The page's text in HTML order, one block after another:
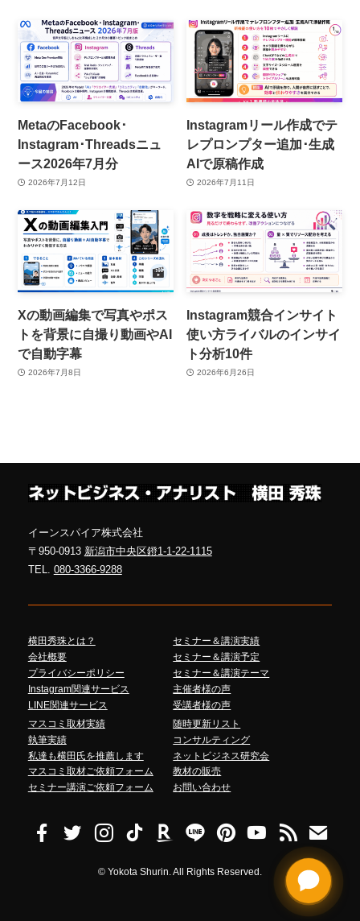
MetaのFacebook･
Instagram･Threadsニュ
ース2026年7月分
2026年7月12日
Instagramリール作成でテ
レプロンプター追加･生成
AIで原稿作成
2026年7月11日
Xの動画編集で写真やポス
トを背景に自撮り動画やAI
で自動字幕
2026年7月8日
Instagram競合インサイト
使い方ライバルのインサイ
ト分析10件
2026年6月26日
イーンスパイア株式会社
〒950-0913 新潟市中央区鐙1-1-22-1115
TEL. 080-3366-9288
横田秀珠とは？
会社概要
プライバシーポリシー
Instagram関連サービス
LINE関連サービス
セミナー＆講演実績
セミナー＆講演予定
セミナー＆講演テーマ
主催者様の声
受講者様の声
マスコミ取材実績
執筆実績
私達も横田氏を推薦します
マスコミ取材ご依頼フォーム
セミナー講演ご依頼フォーム
随時更新リスト
コンサルティング
ネットビジネス研究会
教材の販売
お問い合わせ
© Yokota Shurin. All Rights Reserved.
Ask me anything